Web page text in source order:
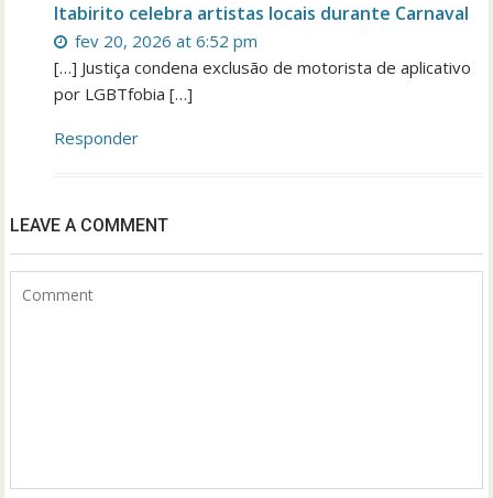
Itabirito celebra artistas locais durante Carnaval
fev 20, 2026 at 6:52 pm
[…] Justiça condena exclusão de motorista de aplicativo
por LGBTfobia […]
Responder
LEAVE A COMMENT